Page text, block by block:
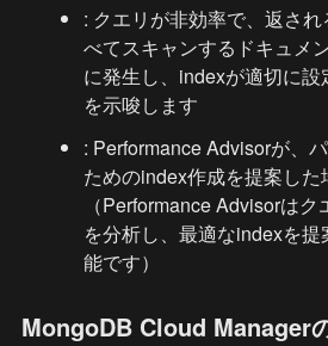
: クエリが非効率で、返さ
べてスキャンするドキュメ
に発生し、indexが適切に
を示唆します
: Performance Advisorが、
ためのindex作成を提案した
（Performance Advisorは
を分析し、最適なindexを
能です）
MongoDB Cloud Manager